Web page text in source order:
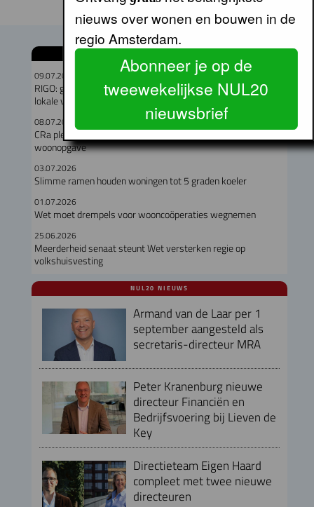
09.07.2026
RIGO: geen verband tussen omvang woningcorporatie en
lokale verankering
08.07.2026
CRa pleit voor kwaliteit en verbeeldingskracht in de
woonopgave
03.07.2026
Slimme ramen houden woningen tot 5 graden koeler
01.07.2026
Wet moet drempels voor wooncoöperaties wegnemen
25.06.2026
Meerderheid senaat steunt Wet versterken regie op
volkshuisvesting
NUL20 NIEUWS
Armand van de Laar per 1
september aangesteld als
secretaris-directeur MRA
Peter Kranenburg nieuwe
directeur Financiën en
Bedrijfsvoering bij Lieven de
Key
Directieteam Eigen Haard
compleet met twee nieuwe
directeuren
nieuws over wonen en bouwen in de
regio Amsterdam.
Abonneer je op de
tweewekelijkse NUL20
nieuwsbrief